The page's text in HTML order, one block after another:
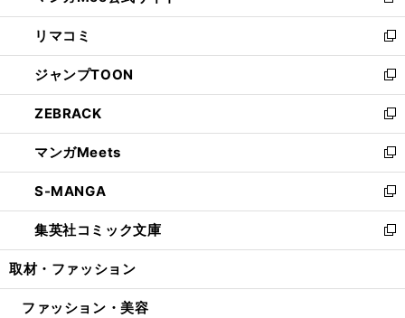
ウ
で
開
く
ン
ド
ウ
で
開
く
ウ
ィ
ン
ド
ウ
で
開
く
し
い
ウ
ィ
ン
ド
ウ
で
開
く
リマコミ
新
し
い
ウ
ィ
ン
ド
ウ
で
開
く
ジャンプTOON
新
し
い
ウ
ィ
ン
ド
ウ
で
開
ZEBRACK
新
し
い
ウ
ィ
ン
ド
ウ
開
マンガMeets
新
し
い
ウ
ィ
ン
ウ
S-MANGA
新
し
い
ウ
ン
集英社コミック文庫
新
し
ウ
取材・ファッション
ファッション・美容